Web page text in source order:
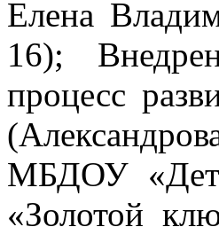
Елена
16);
процесс
МБДОУ
«Золотой